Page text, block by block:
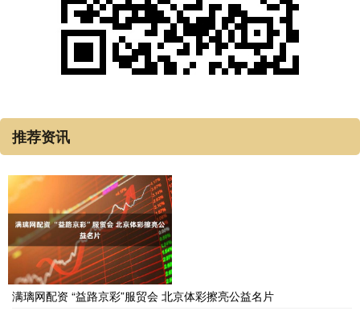
推荐资讯
满璃网配资 “益路京彩”服贸会 北京体彩擦亮公益名片